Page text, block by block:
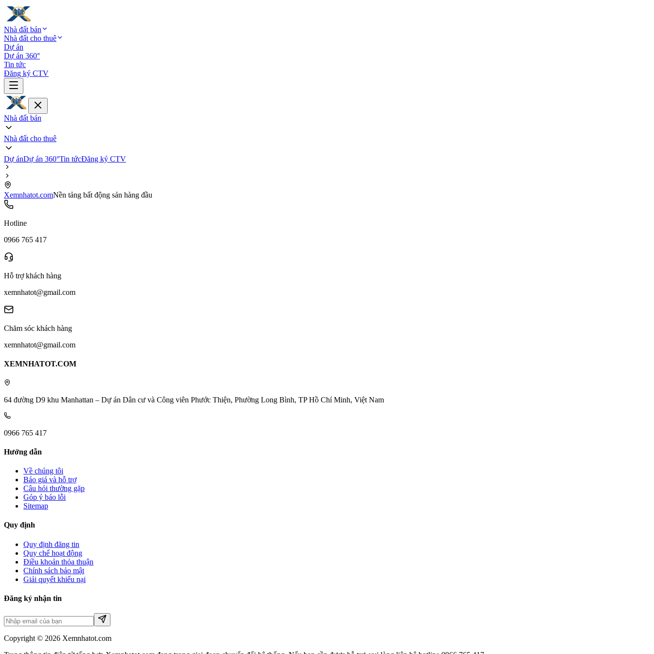
Nhà đất bán
Nhà đất cho thuê
Dự án
Dự án 360°
Tin tức
Đăng ký CTV
Nhà đất bán
Nhà đất cho thuê
Dự ánDự án 360°Tin tứcĐăng ký CTV
Xemnhatot.comNền tảng bất động sản hàng đầu
Hotline
0966 765 417
Hỗ trợ khách hàng
xemnhatot@gmail.com
Chăm sóc khách hàng
xemnhatot@gmail.com
XEMNHATOT.COM
64 đường D9 khu Manhattan – Dự án Dân cư và Công viên Phước Thiện, Phường Long Bình, TP Hồ Chí Minh, Việt Nam
0966 765 417
Hướng dẫn
Về chúng tôi
Báo giá và hỗ trợ
Câu hỏi thường gặp
Góp ý báo lỗi
Sitemap
Quy định
Quy định đăng tin
Quy chế hoạt động
Điều khoản thỏa thuận
Chính sách bảo mật
Giải quyết khiếu nại
Đăng ký nhận tin
Copyright © 2026 Xemnhatot.com